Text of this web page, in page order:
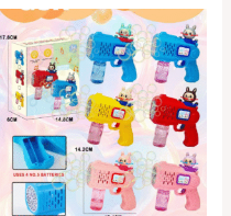
El
precio
original
era:
.
₡2,550
El
precio
actual
es:
.
₡1,700